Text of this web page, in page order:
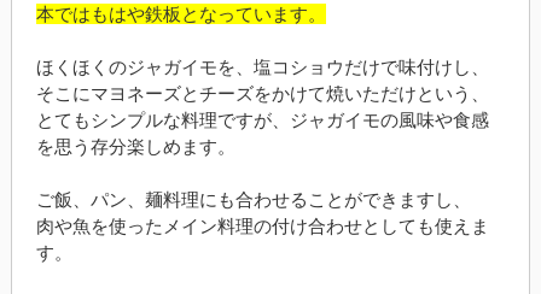
本ではもはや鉄板となっています。
ほくほくのジャガイモを、塩コショウだけで味付けし、
そこにマヨネーズとチーズをかけて焼いただけという、
とてもシンプルな料理ですが、ジャガイモの風味や食感
を思う存分楽しめます。
ご飯、パン、麺料理にも合わせることができますし、
肉や魚を使ったメイン料理の付け合わせとしても使えま
す。